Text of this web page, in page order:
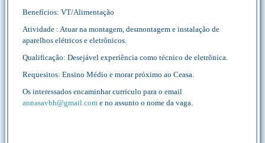
Benefícios: VT/Alimentação
Atividade : Atuar na montagem, desmontagem e instalação de
aparelhos elétricos e eletrônicos.
Qualificação: Desejável experiência como técnico de eletrônica.
Requesitos: Ensino Médio e morar próximo ao Ceasa.
Os interessados encaminhar currículo para o email
annasavbh@gmail.com e no assunto o nome da vaga.